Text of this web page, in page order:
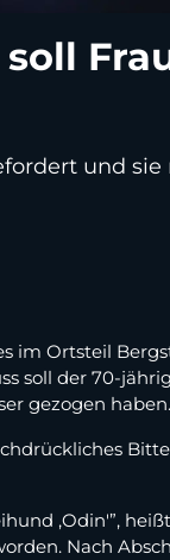
und
im Ortsteil
soll der 70-
gezogen haben.
,Odin'”,
Nach